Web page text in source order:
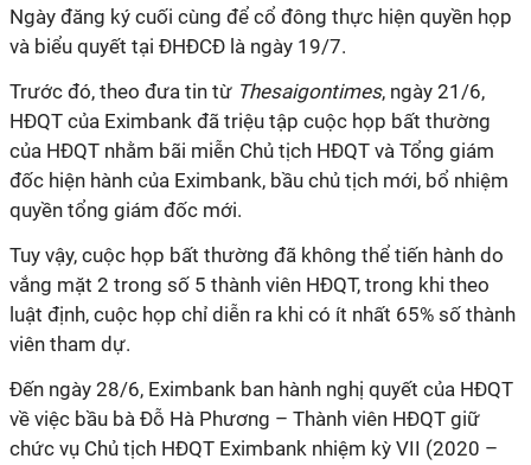
Ngày đăng ký cuối cùng để cổ đông thực hiện quyền họp
và biểu quyết tại ĐHĐCĐ là ngày 19/7.
Trước đó, theo đưa tin từ Thesaigontimes, ngày 21/6,
HĐQT của Eximbank đã triệu tập cuộc họp bất thường
của HĐQT nhằm bãi miễn Chủ tịch HĐQT và Tổng giám
đốc hiện hành của Eximbank, bầu chủ tịch mới, bổ nhiệm
quyền tổng giám đốc mới.
Tuy vậy, cuộc họp bất thường đã không thể tiến hành do
vắng mặt 2 trong số 5 thành viên HĐQT, trong khi theo
luật định, cuộc họp chỉ diễn ra khi có ít nhất 65% số thành
viên tham dự.
Đến ngày 28/6, Eximbank ban hành nghị quyết của HĐQT
về việc bầu bà Đỗ Hà Phương – Thành viên HĐQT giữ
chức vụ Chủ tịch HĐQT Eximbank nhiệm kỳ VII (2020 –